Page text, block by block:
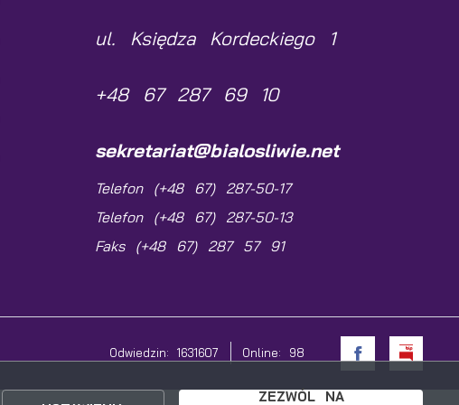
ul. Księdza Kordeckiego 1
+48 67 287 69 10
sekretariat@bialosliwie.net
Telefon (+48 67) 287-50-17
Telefon (+48 67) 287-50-13
Faks (+48 67) 287 57 91
Odwiedzin: 1631607 Online: 98
ZEZWÓL NA